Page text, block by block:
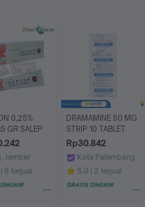
0,25%
GR SALEP
Jember
Sahabat 2 Puger
6 terjual
DRAMAMINE 50 MG
STRIP 10 TABLET
Rp30.842
Kota Palembang
Apotek Jitu
5.0 2 terjual